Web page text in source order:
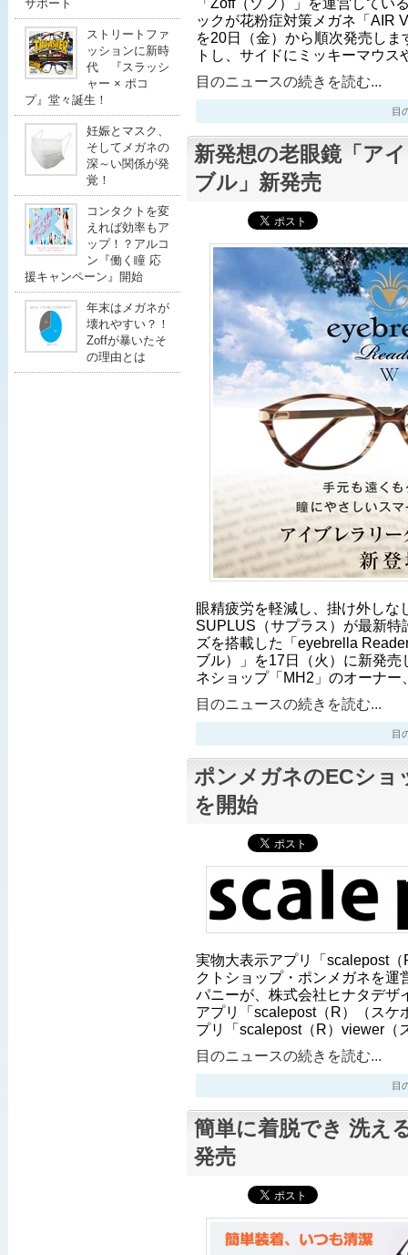
サポート
ストリートファ
ッションに新時
代 『スラッシ
ャー × ポコ
プ』堂々誕生！
妊娠とマスク、
そしてメガネの
深～い関係が発
覚！
コンタクトを変
えれば効率もア
ップ！？アルコ
ン『働く瞳 応
援キャンペーン』開始
年末はメガネが
壊れやすい？！
Zoffが暴いたそ
の理由とは
ックが花粉症対策メガネ「AIR
を20日（金）から順次発売し
トし、サイドにミッキーマウ
目のニュースの続きを読む...
目
新発想の老眼鏡「ア
ブル」新発売
眼精疲労を軽減し、掛け外しな
SUPLUS（サプラス）が最新特
ズを搭載した「eyebrella
ブル）」を17日（火）に新発
ネショップ「MH2」のオーナ
目のニュースの続きを読む...
目
ポンメガネのECショ
を開始
実物大表示アプリ「scalepost
クトショップ・ポンメガネを運
パニーが、株式会社ヒナタデザ
アプリ「scalepost（R）（スケ
プリ「scalepost（R）viewer（
目のニュースの続きを読む...
目
簡単に着脱でき 洗え
発売